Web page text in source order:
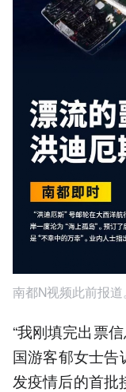
南都N视频此前报道。
“我刚填完出票
国游客郁女士告
发疫情后的首批